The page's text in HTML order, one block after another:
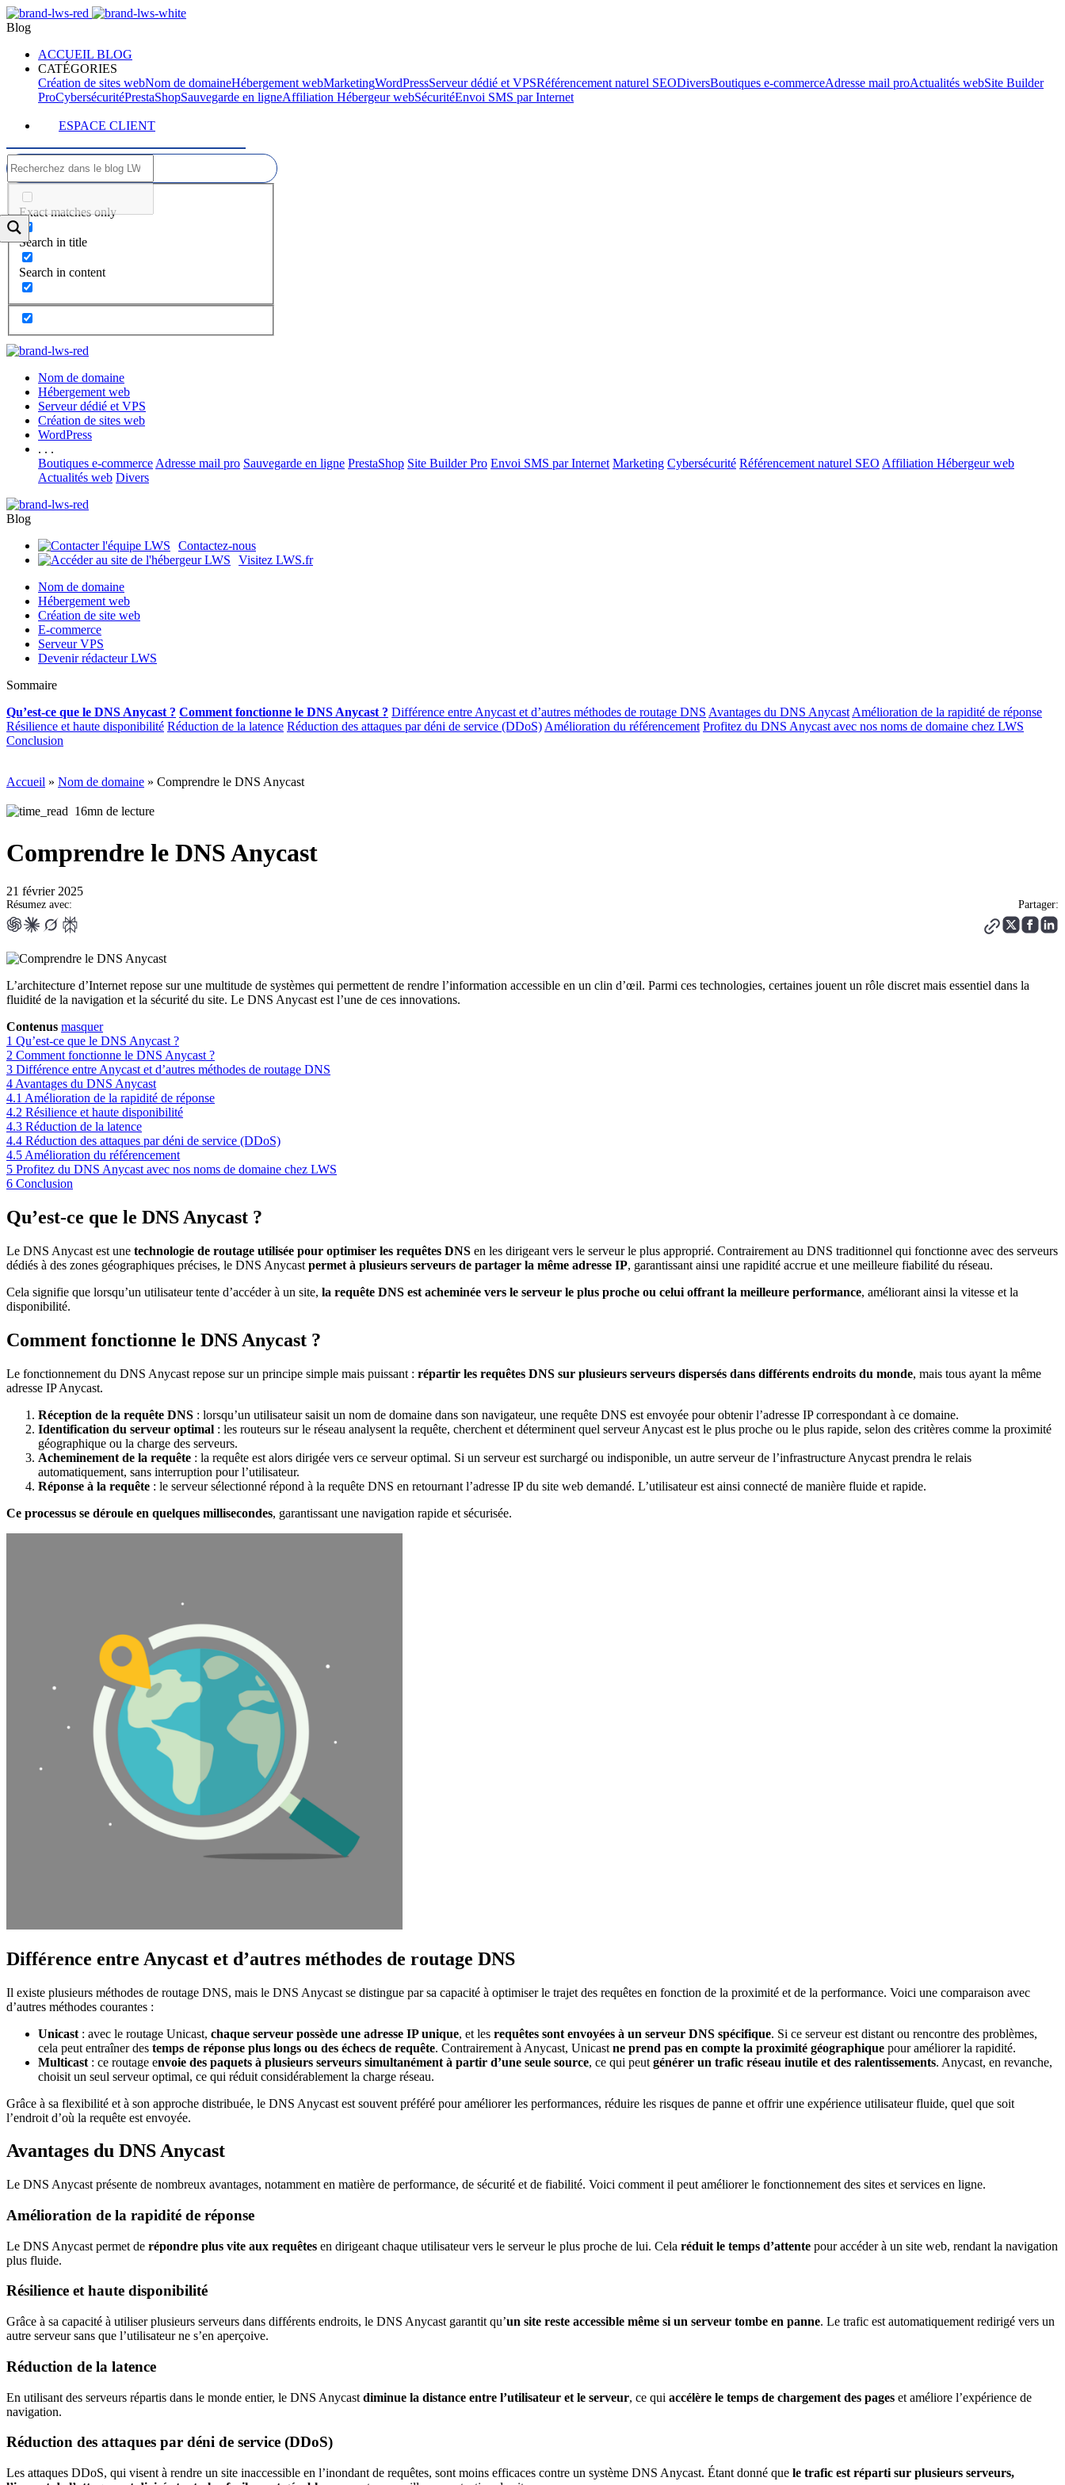
Blog
ACCUEIL BLOG
CATÉGORIES
Création de sites webNom de domaineHébergement webMarketingWordPressServeur dédié et VPSRéférencement naturel SEODiversBoutiques e-commerceAdresse mail proActualités webSite Builder
ProCybersécuritéPrestaShopSauvegarde en ligneAffiliation Hébergeur webSécuritéEnvoi SMS par Internet
ESPACE CLIENT
Exact matches only
Search in title
Search in content
Nom de domaine
Hébergement web
Serveur dédié et VPS
Création de sites web
WordPress
. . .
Boutiques e-commerce Adresse mail pro Sauvegarde en ligne PrestaShop Site Builder Pro Envoi SMS par Internet Marketing Cybersécurité Référencement naturel SEO Affiliation Hébergeur web
Actualités web Divers
Blog
Contactez-nous
Visitez LWS.fr
Nom de domaine
Hébergement web
Création de site web
E-commerce
Serveur VPS
Devenir rédacteur LWS
Sommaire
Qu’est-ce que le DNS Anycast ? Comment fonctionne le DNS Anycast ? Différence entre Anycast et d’autres méthodes de routage DNS Avantages du DNS Anycast Amélioration de la rapidité de réponse
Résilience et haute disponibilité Réduction de la latence Réduction des attaques par déni de service (DDoS) Amélioration du référencement Profitez du DNS Anycast avec nos noms de domaine chez LWS
Conclusion
Accueil » Nom de domaine » Comprendre le DNS Anycast
16mn de lecture
Comprendre le DNS Anycast
21 février 2025
Résumez avec: Partager:
L’architecture d’Internet repose sur une multitude de systèmes qui permettent de rendre l’information accessible en un clin d’œil. Parmi ces technologies, certaines jouent un rôle discret mais essentiel dans la
fluidité de la navigation et la sécurité du site. Le DNS Anycast est l’une de ces innovations.
Contenus masquer
1 Qu’est-ce que le DNS Anycast ?
2 Comment fonctionne le DNS Anycast ?
3 Différence entre Anycast et d’autres méthodes de routage DNS
4 Avantages du DNS Anycast
4.1 Amélioration de la rapidité de réponse
4.2 Résilience et haute disponibilité
4.3 Réduction de la latence
4.4 Réduction des attaques par déni de service (DDoS)
4.5 Amélioration du référencement
5 Profitez du DNS Anycast avec nos noms de domaine chez LWS
6 Conclusion
Qu’est-ce que le DNS Anycast ?
Le DNS Anycast est une technologie de routage utilisée pour optimiser les requêtes DNS en les dirigeant vers le serveur le plus approprié. Contrairement au DNS traditionnel qui fonctionne avec des serveurs
dédiés à des zones géographiques précises, le DNS Anycast permet à plusieurs serveurs de partager la même adresse IP, garantissant ainsi une rapidité accrue et une meilleure fiabilité du réseau.
Cela signifie que lorsqu’un utilisateur tente d’accéder à un site, la requête DNS est acheminée vers le serveur le plus proche ou celui offrant la meilleure performance, améliorant ainsi la vitesse et la
disponibilité.
Comment fonctionne le DNS Anycast ?
Le fonctionnement du DNS Anycast repose sur un principe simple mais puissant : répartir les requêtes DNS sur plusieurs serveurs dispersés dans différents endroits du monde, mais tous ayant la même
adresse IP Anycast.
Réception de la requête DNS : lorsqu’un utilisateur saisit un nom de domaine dans son navigateur, une requête DNS est envoyée pour obtenir l’adresse IP correspondant à ce domaine.
Identification du serveur optimal : les routeurs sur le réseau analysent la requête, cherchent et déterminent quel serveur Anycast est le plus proche ou le plus rapide, selon des critères comme la proximité
géographique ou la charge des serveurs.
Acheminement de la requête : la requête est alors dirigée vers ce serveur optimal. Si un serveur est surchargé ou indisponible, un autre serveur de l’infrastructure Anycast prendra le relais
automatiquement, sans interruption pour l’utilisateur.
Réponse à la requête : le serveur sélectionné répond à la requête DNS en retournant l’adresse IP du site web demandé. L’utilisateur est ainsi connecté de manière fluide et rapide.
Ce processus se déroule en quelques millisecondes, garantissant une navigation rapide et sécurisée.
Différence entre Anycast et d’autres méthodes de routage DNS
Il existe plusieurs méthodes de routage DNS, mais le DNS Anycast se distingue par sa capacité à optimiser le trajet des requêtes en fonction de la proximité et de la performance. Voici une comparaison avec
d’autres méthodes courantes :
Unicast : avec le routage Unicast, chaque serveur possède une adresse IP unique, et les requêtes sont envoyées à un serveur DNS spécifique. Si ce serveur est distant ou rencontre des problèmes,
cela peut entraîner des temps de réponse plus longs ou des échecs de requête. Contrairement à Anycast, Unicast ne prend pas en compte la proximité géographique pour améliorer la rapidité.
Multicast : ce routage envoie des paquets à plusieurs serveurs simultanément à partir d’une seule source, ce qui peut générer un trafic réseau inutile et des ralentissements. Anycast, en revanche,
choisit un seul serveur optimal, ce qui réduit considérablement la charge réseau.
Grâce à sa flexibilité et à son approche distribuée, le DNS Anycast est souvent préféré pour améliorer les performances, réduire les risques de panne et offrir une expérience utilisateur fluide, quel que soit
l’endroit d’où la requête est envoyée.
Avantages du DNS Anycast
Le DNS Anycast présente de nombreux avantages, notamment en matière de performance, de sécurité et de fiabilité. Voici comment il peut améliorer le fonctionnement des sites et services en ligne.
Amélioration de la rapidité de réponse
Le DNS Anycast permet de répondre plus vite aux requêtes en dirigeant chaque utilisateur vers le serveur le plus proche de lui. Cela réduit le temps d’attente pour accéder à un site web, rendant la navigation
plus fluide.
Résilience et haute disponibilité
Grâce à sa capacité à utiliser plusieurs serveurs dans différents endroits, le DNS Anycast garantit qu’un site reste accessible même si un serveur tombe en panne. Le trafic est automatiquement redirigé vers un
autre serveur sans que l’utilisateur ne s’en aperçoive.
Réduction de la latence
En utilisant des serveurs répartis dans le monde entier, le DNS Anycast diminue la distance entre l’utilisateur et le serveur, ce qui accélère le temps de chargement des pages et améliore l’expérience de
navigation.
Réduction des attaques par déni de service (DDoS)
Les attaques DDoS, qui visent à rendre un site inaccessible en l’inondant de requêtes, sont moins efficaces contre un système DNS Anycast. Étant donné que le trafic est réparti sur plusieurs serveurs,